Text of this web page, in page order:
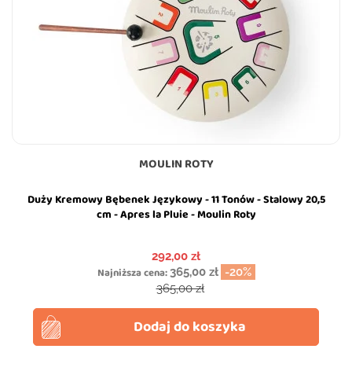
MOULIN ROTY
Duży Kremowy Bębenek Językowy - 11 Tonów - Stalowy 20,5
cm - Apres la Pluie - Moulin Roty
Cena
292,00 zł
Najniższa cena:365,00 zł -20%
Cena podstawowa
365,00 zł
Dodaj do koszyka